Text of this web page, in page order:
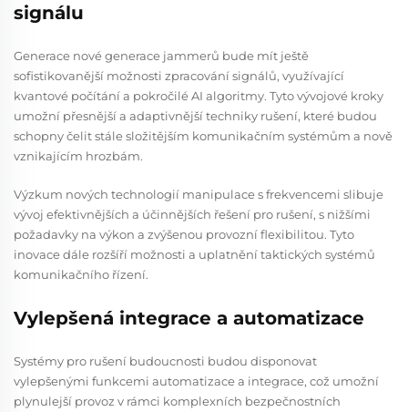
signálu
Generace nové generace jammerů bude mít ještě
sofistikovanější možnosti zpracování signálů, využívající
kvantové počítání a pokročilé AI algoritmy. Tyto vývojové kroky
umožní přesnější a adaptivnější techniky rušení, které budou
schopny čelit stále složitějším komunikačním systémům a nově
vznikajícím hrozbám.
Výzkum nových technologií manipulace s frekvencemi slibuje
vývoj efektivnějších a účinnějších řešení pro rušení, s nižšími
požadavky na výkon a zvýšenou provozní flexibilitou. Tyto
inovace dále rozšíří možnosti a uplatnění taktických systémů
komunikačního řízení.
Vylepšená integrace a automatizace
Systémy pro rušení budoucnosti budou disponovat
vylepšenými funkcemi automatizace a integrace, což umožní
plynulejší provoz v rámci komplexních bezpečnostních